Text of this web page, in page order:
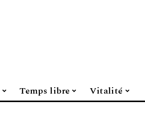
Temps libre Vitalité